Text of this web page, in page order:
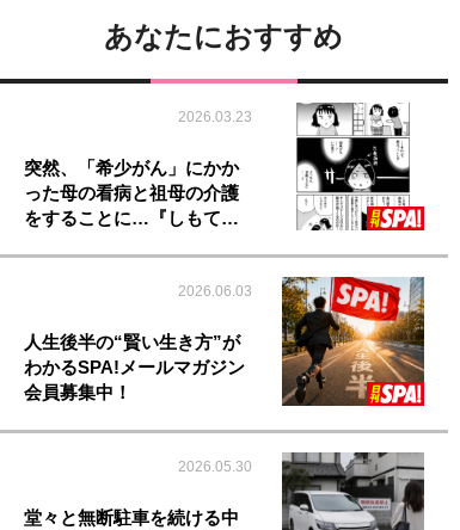
あなたにおすすめ
2026.03.23
突然、「希少がん」にかか
った母の看病と祖母の介護
をすることに…『しもて…
2026.06.03
人生後半の“賢い生き方”が
わかるSPA!メールマガジン
会員募集中！
2026.05.30
堂々と無断駐車を続ける中